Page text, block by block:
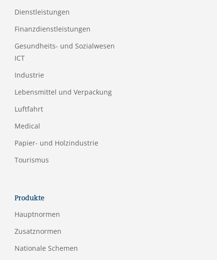
Dienstleistungen
Finanzdienstleistungen
Gesundheits- und Sozialwesen
ICT
Industrie
Lebensmittel und Verpackung
Luftfahrt
Medical
Papier- und Holzindustrie
Tourismus
Produkte
Hauptnormen
Zusatznormen
Nationale Schemen